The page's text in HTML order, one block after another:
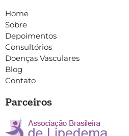
Home
Sobre
Depoimentos
Consultórios
Doenças Vasculares
Blog
Contato
Parceiros